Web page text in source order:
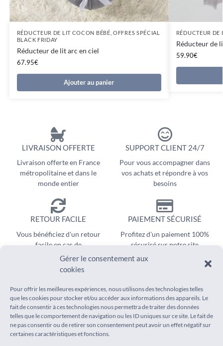
Gérer le consentement aux
cookies
Pour offrir les meilleures expériences, nous utilisons des technologies telles
que les cookies pour stocker et/ou accéder aux informations des appareils. Le
fait de consentir à ces technologies nous permettra de traiter des données
telles que le comportement de navigation ou les ID uniques sur ce site. Le fait de
ne pas consentir ou de retirer son consentement peut avoir un effet négatif sur
certaines caractéristiques et fonctions.
RÉDUCTEUR DE LIT COCON BÉBÉ ,OFFRES SPÉCIAL
BLACK FRIDAY
Réducteur de lit arc en ciel
67.95€
Ajouter au panier
RÉDUCTEUR
Réducteur de
59.90€
LIVRAISON OFFERTE
Livraison offerte en France
métropolitaine et dans le
monde entier
SUPPORT CLIENT 24/7
Pour vous accompagner dans
vos achats et répondre à vos
besoins
RETOUR FACILE
Vous bénéficiez d'un retour
facile en cas de
remboursement
PAIEMENT SÉCURISÉ
Profitez d'un paiement 100%
sécurisé sur notre site
INFORMATIONS AIDE